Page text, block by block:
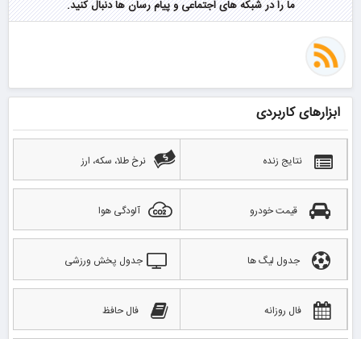
ما را در شبکه های اجتماعی و پیام رسان ها دنبال کنید.
ابزارهای کاربردی
نتایج زنده نرخ طلا، سکه، ارز
قیمت خودرو آلودگی هوا
جدول لیگ ها جدول پخش ورزشی
فال روزانه فال حافظ